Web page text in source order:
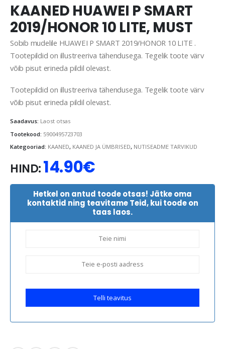
KAANED HUAWEI P SMART
2019/HONOR 10 LITE, MUST
Sobib mudelile HUAWEI P SMART 2019/HONOR 10 LITE .
Tootepildid on illustreeriva tähendusega. Tegelik toote värv
võib pisut erineda pildil olevast.
Tootepildid on illustreeriva tähendusega. Tegelik toote värv
võib pisut erineda pildil olevast.
Saadavus: Laost otsas
Tootekood: 5900495723703
Kategooriad: KAANED, KAANED JA ÜMBRISED, NUTISEADME TARVIKUD
HIND:14.90€
Hetkel on antud toode otsas! Jätke oma
kontaktid ning teavitame Teid, kui toode on
taas laos.
Telli teavitus